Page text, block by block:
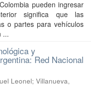
pueden ingresar
significa que las
o partes para vehículos
...
y
Red Nacional
Leonel; Villanueva,